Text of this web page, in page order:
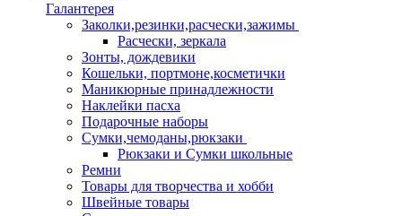
Галантерея
Заколки,резинки,расчески,зажимы
Расчески, зеркала
Зонты, дождевики
Кошельки, портмоне,косметички
Маникюрные принадлежности
Наклейки пасха
Подарочные наборы
Сумки,чемоданы,рюкзаки
Рюкзаки и Сумки школьные
Ремни
Товары для творчества и хобби
Швейные товары